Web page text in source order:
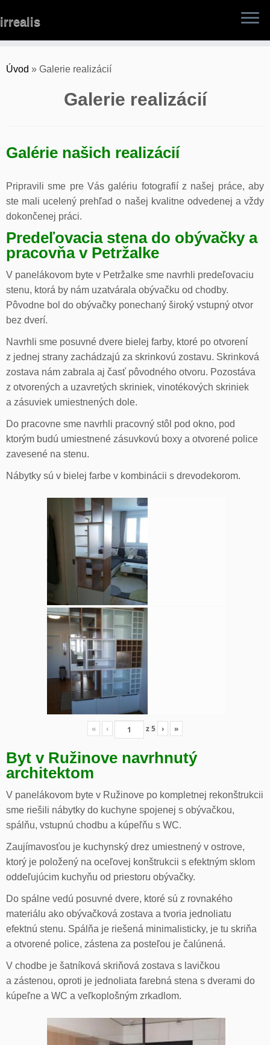
to
irrealis
Úvod » Galerie realizácií
Galerie realizácií
Galérie našich realizácií
Pripravili sme pre Vás galériu fotografií z našej práce, aby
ste mali ucelený prehľad o našej kvalitne odvedenej a vždy
dokončenej práci.
Predeľovacia stena do obývačky a
pracovňa v Petržalke
V panelákovom byte v Petržalke sme navrhli predeľovaciu
stenu, ktorá by nám uzatvárala obývačku od chodby.
Pôvodne bol do obývačky ponechaný široký vstupný otvor
bez dverí.
Navrhli sme posuvné dvere bielej farby, ktoré po otvorení
z jednej strany zachádzajú za skrinkovú zostavu. Skrinková
zostava nám zabrala aj časť pôvodného otvoru. Pozostáva
z otvorených a uzavretých skriniek, vinotékových skriniek
a zásuviek umiestnených dole.
Do pracovne sme navrhli pracovný stôl pod okno, pod
ktorým budú umiestnené zásuvkovú boxy a otvorené police
zavesené na stenu.
Nábytky sú v bielej farbe v kombinácii s drevodekorom.
« ‹ z5 › »
Byt v Ružinove navrhnutý
architektom
V panelákovom byte v Ružinove po kompletnej rekonštrukcii
sme riešili nábytky do kuchyne spojenej s obývačkou,
spálňu, vstupnú chodbu a kúpeľňu s WC.
Zaujímavosťou je kuchynský drez umiestnený v ostrove,
ktorý je položený na oceľovej konštrukcii s efektným sklom
oddeľujúcim kuchyňu od priestoru obývačky.
Do spálne vedú posuvné dvere, ktoré sú z rovnakého
materiálu ako obývačková zostava a tvoria jednoliatu
efektnú stenu. Spálňa je riešená minimalisticky, je tu skriňa
a otvorené police, zástena za posteľou je čalúnená.
V chodbe je šatníková skriňová zostava s lavičkou
a zástenou, oproti je jednoliata farebná stena s dverami do
kúpeľne a WC a veľkoplošným zrkadlom.